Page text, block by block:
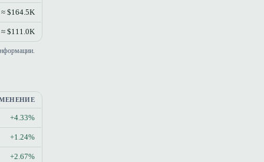
≈ $164.5K
≈ $111.0K
+4.33%
+1.24%
+2.67%